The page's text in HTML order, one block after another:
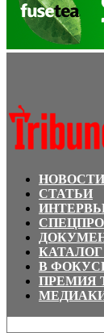
НОВОСТИ
СТАТЬИ
В
ПРЕМИЯ